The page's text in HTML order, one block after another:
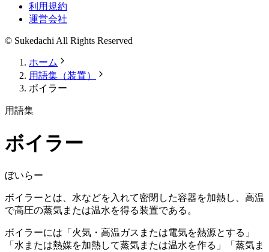
利用規約
運営会社
© Sukedachi All Rights Reserved
ホーム
用語集（装置）
ボイラー
用語集
ボイラー
ぼいらー
ボイラーとは、水などを入れて密閉した容器を加熱し、高温
で高圧の蒸気または温水を得る装置である。
ボイラーには「火気・高温ガスまたは電気を熱源とする」
「水または熱媒を加熱して蒸気または温水を作る」「蒸気ま